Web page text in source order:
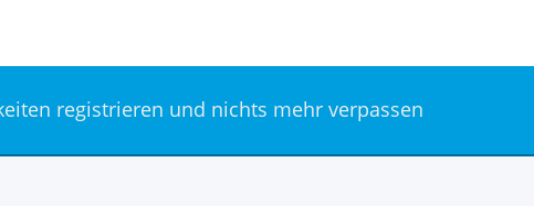
registrieren und nichts mehr verpassen